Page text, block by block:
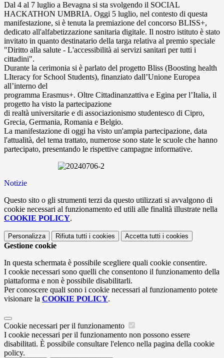
Dal 4 al 7 luglio a Bevagna si sta svolgendo il SOCIAL
HACKATHON UMBRIA. Oggi 5 luglio, nel contesto di questa
manifestazione, si è tenuta la premiazione del concorso BLISS+,
dedicato all'alfabetizzazione sanitaria digitale. Il nostro istituto è stato
invitato in quanto destinatario della targa relativa al premio speciale
"Diritto alla salute - L'accessibilità ai servizi sanitari per tutti i
cittadini".
Durante la cerimonia si è parlato del progetto Bliss (Boosting health
LIteracy for School Students), finanziato dall’Unione Europea
all’interno del
programma Erasmus+. Oltre Cittadinanzattiva e Egina per l’Italia, il
progetto ha visto la partecipazione
di realtà universitarie e di associazionismo studentesco di Cipro,
Grecia, Germania, Romania e Belgio.
La manifestazione di oggi ha visto un'ampia partecipazione, data
l'attualità, del tema trattato, numerose sono state le scuole che hanno
partecipato, presentando le rispettive campagne informative.
Notizie
Questo sito o gli strumenti terzi da questo utilizzati si avvalgono di
cookie necessari al funzionamento ed utili alle finalità illustrate nella
COOKIE POLICY.
Personalizza Rifiuta tutti i cookies Accetta tutti i cookies
Gestione cookie
In questa schermata è possibile scegliere quali cookie consentire.
I cookie necessari sono quelli che consentono il funzionamento della
piattaforma e non è possibile disabilitarli.
Per conoscere quali sono i cookie necessari al funzionamento potete
visionare la COOKIE POLICY.
Cookie necessari per il funzionamento
I cookie necessari per il funzionamento non possono essere
disabilitati. È possibile consultare l'elenco nella pagina della cookie
policy.